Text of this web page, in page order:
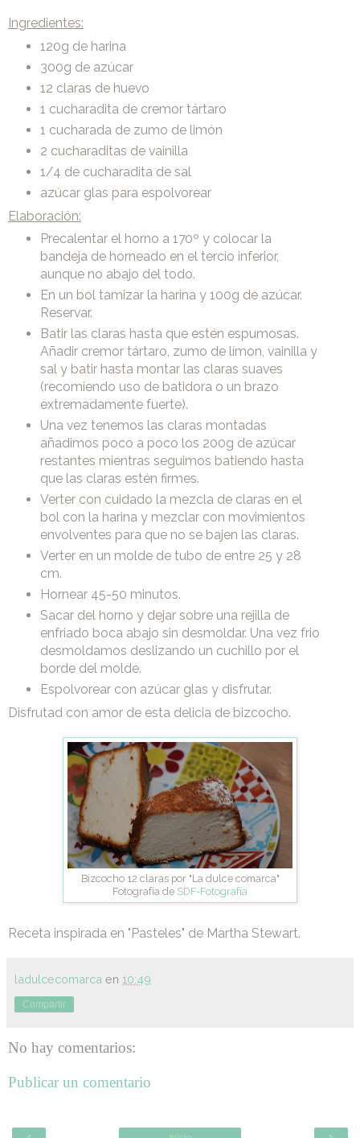
Ingredientes:
120g de harina
300g de azúcar
12 claras de huevo
1 cucharadita de cremor tártaro
1 cucharada de zumo de limón
2 cucharaditas de vainilla
1/4 de cucharadita de sal
azúcar glas para espolvorear
Elaboración:
Precalentar el horno a 170º y colocar la
bandeja de horneado en el tercio inferior,
aunque no abajo del todo.
En un bol tamizar la harina y 100g de azúcar.
Reservar.
Batir las claras hasta que estén espumosas.
Añadir cremor tártaro, zumo de límon, vainilla y
sal y batir hasta montar las claras suaves
(recomiendo uso de batidora o un brazo
extremadamente fuerte).
Una vez tenemos las claras montadas
añadimos poco a poco los 200g de azúcar
restantes mientras seguimos batiendo hasta
que las claras estén firmes.
Verter con cuidado la mezcla de claras en el
bol con la harina y mezclar con movimientos
envolventes para que no se bajen las claras.
Verter en un molde de tubo de entre 25 y 28
cm.
Hornear 45-50 minutos.
Sacar del horno y dejar sobre una rejilla de
enfriado boca abajo sin desmoldar. Una vez frio
desmoldamos deslizando un cuchillo por el
borde del molde.
Espolvorear con azúcar glas y disfrutar.
Disfrutad con amor de esta delicia de bizcocho.
Bizcocho 12 claras por "La dulce comarca"
Fotografía de SDF-Fotografía
Receta inspirada en "Pasteles" de Martha Stewart.
ladulcecomarca en 10:49
Compartir
No hay comentarios:
Publicar un comentario